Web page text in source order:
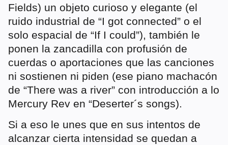
Fields) un objeto curioso y elegante (el
ruido industrial de “I got connected” o el
solo espacial de “If I could”), también le
ponen la zancadilla con profusión de
cuerdas o aportaciones que las canciones
ni sostienen ni piden (ese piano machacón
de “There was a river” con introducción a lo
Mercury Rev en “Deserter´s songs).
Si a eso le unes que en sus intentos de
alcanzar cierta intensidad se quedan a